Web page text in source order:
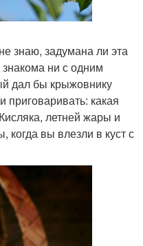
знаю, задумана ли эта
ни с одним
дал бы крыжовнику
приговаривать: какая
летней жары и
когда вы влезли в куст с